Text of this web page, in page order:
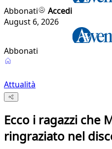
Abbonati
Accedi
August 6, 2026
Abbonati
Attualità
Ecco i ragazzi che
ringraziato nel